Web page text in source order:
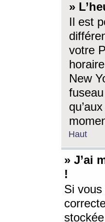
»
Il est
votre
New
Haut
» J’ai
!
Si vous